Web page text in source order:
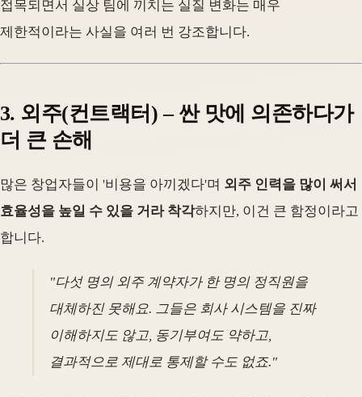
접목되면서 실상 팀에 끼치는 실질 변화는 매우
제한적이라는 사실을 여러 번 강조합니다.
3. 외주(컨트랙터) – 싼 맛에 의존하다가
더 큰 손해
많은 창업자들이 '비용을 아끼겠다'며 외주 인력을 많이 써서
효율성을 높일 수 있을 거라 착각하지만, 이건 큰 함정이라고
합니다.
"다섯 명의 외주 계약자가 한 명의 정직원을
대체하진 못해요. 그들은 회사 시스템을 진짜
이해하지도 않고, 동기부여도 약하고,
결과적으로 제대로 통제할 수도 없죠."